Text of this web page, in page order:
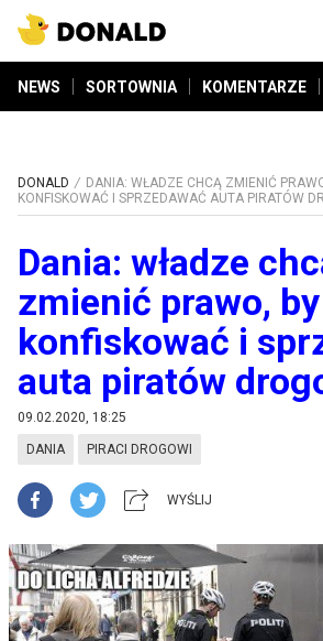
NEWS SORTOWNIA KOMENTARZE
DONALD
DANIA: WŁADZE CHCĄ ZMIENIĆ
KONFISKOWAĆ I SPRZEDAWAĆ AUTA PIRATÓW
Dania: władze
zmienić prawo,
konfiskować i
auta piratów
09.02.2020, 18:25
DANIA PIRACI DROGOWI
WYŚLIJ